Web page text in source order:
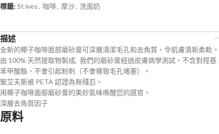
標籤: St ives, 咖啡, 摩沙, 洗面奶
描述
全新的椰子咖啡面部磨砂膏可深層清潔毛孔和去角質，令肌膚清新柔軟。
由 100% 天然提取物製成, 我們的磨砂膏經過皮膚病學測試，不含對羥基
苯甲酸酯，不會引起粉刺（不會導致毛孔堵塞）。
聖艾夫斯被 PETA 認證為無殘忍。
用椰子咖啡面部磨砂膏的美妙氣味喚醒您的感官。
深層去角質因子
原料